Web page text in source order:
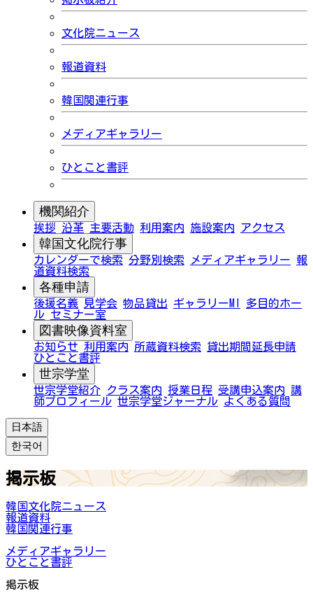
文化院ニュース
報道資料
韓国関連行事
メディアギャラリー
ひとこと書評
機関紹介
挨拶 沿革 主要活動 利用案内 施設案内 アクセス
韓国文化院行事
カレンダーで検索 分野別検索 メディアギャラリー 報
道資料検索
各種申請
後援名義 見学会 物品貸出 ギャラリーMI
多目的ホー
ル セミナー室
図書映像資料室
お知らせ 利用案内 所蔵資料検索
貸出期間延長申請
ひとこと書評
世宗学堂
世宗学堂紹介 クラス案内 授業日程 受講申込案内 講
師プロフィール 世宗学堂ジャーナル よくある質問
日本語
한국어
掲示板
韓国文化院ニュース
報道資料
韓国関連行事
メディアギャラリー
ひとこと書評
掲示板